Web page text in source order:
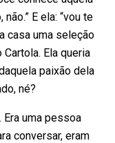
E ela: “vou te
casa uma seleção
Ela queria
paixão dela
né?
Era uma pessoa
conversar, eram